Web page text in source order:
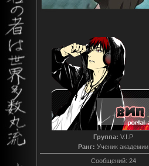
Группа: V.I.P
Ранг: Ученик академии
Сообщений: 24